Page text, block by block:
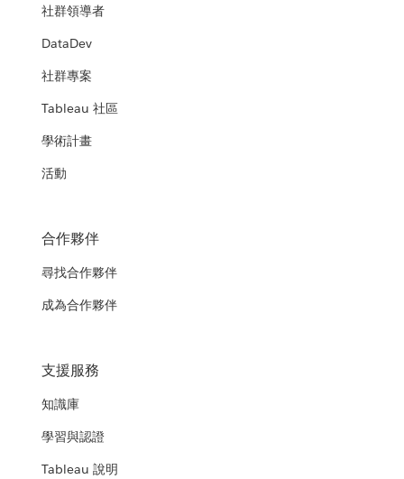
社群領導者
DataDev
社群專案
Tableau 社區
學術計畫
活動
合作夥伴
尋找合作夥伴
成為合作夥伴
支援服務
知識庫
學習與認證
Tableau 說明